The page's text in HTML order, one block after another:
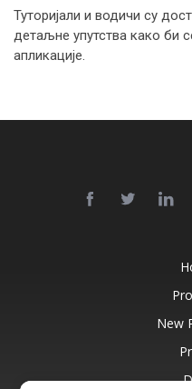
Туторијали и водичи су
детаљне упутства како би
апликације.
New